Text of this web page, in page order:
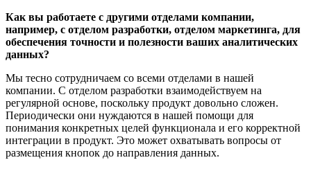
Как вы работаете с другими отделами компании,
например, с отделом разработки, отделом маркетинга, для
обеспечения точности и полезности ваших аналитических
данных?
Мы тесно сотрудничаем со всеми отделами в нашей
компании. С отделом разработки взаимодействуем на
регулярной основе, поскольку продукт довольно сложен.
Периодически они нуждаются в нашей помощи для
понимания конкретных целей функционала и его корректной
интеграции в продукт. Это может охватывать вопросы от
размещения кнопок до направления данных.